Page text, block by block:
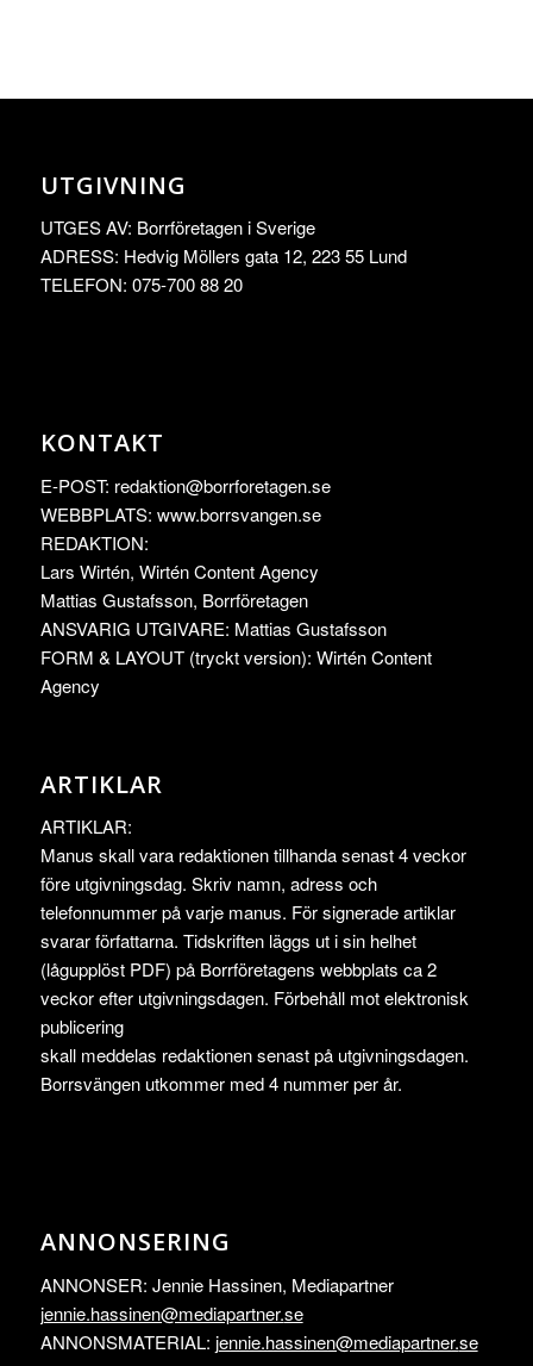
UTGIVNING
UTGES AV: Borrföretagen i Sverige
ADRESS: Hedvig Möllers gata 12, 223 55 Lund
TELEFON: 075-700 88 20
KONTAKT
E-POST: redaktion@borrforetagen.se
WEBBPLATS: www.borrsvangen.se
REDAKTION:
Lars Wirtén, Wirtén Content Agency
Mattias Gustafsson, Borrföretagen
ANSVARIG UTGIVARE: Mattias Gustafsson
FORM & LAYOUT (tryckt version): Wirtén Content
Agency
ARTIKLAR
ARTIKLAR:
Manus skall vara redaktionen tillhanda senast 4 veckor
före utgivningsdag. Skriv namn, adress och
telefonnummer på varje manus. För signerade artiklar
svarar författarna. Tidskriften läggs ut i sin helhet
(lågupplöst PDF) på Borrföretagens webbplats ca 2
veckor efter utgivningsdagen. Förbehåll mot elektronisk
publicering
skall meddelas redaktionen senast på utgivningsdagen.
Borrsvängen utkommer med 4 nummer per år.
ANNONSERING
ANNONSER: Jennie Hassinen, Mediapartner
jennie.hassinen@mediapartner.se
ANNONSMATERIAL: jennie.hassinen@mediapartner.se